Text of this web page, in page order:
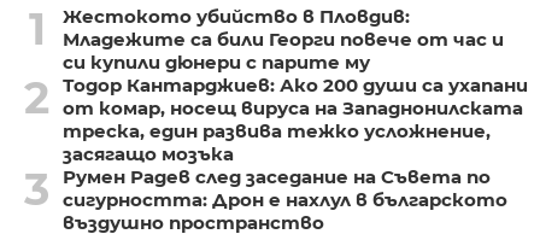
1
Жестокото убийство в Пловдив:
Младежите са били Георги повече от час и
си купили дюнери с парите му
2
Тодор Кантарджиев: Ако 200 души са ухапани
от комар, носещ вируса на Западнонилската
треска, един развива тежко усложнение,
засягащо мозъка
3
Румен Радев след заседание на Съвета по
сигурността: Дрон е нахлул в българското
въздушно пространство